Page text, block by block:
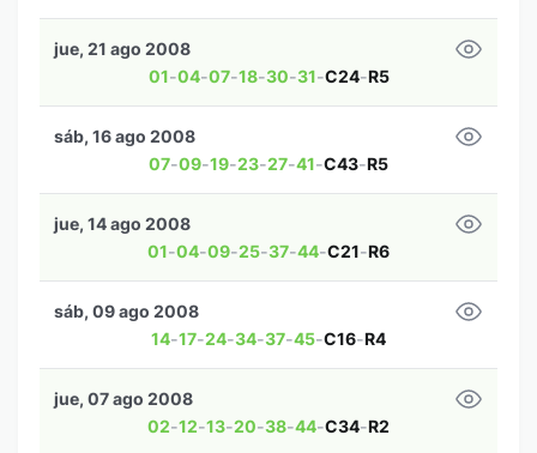
01-04-07-18-30-31-C24-R5
jue, 21 ago 2008
07-09-19-23-27-41-C43-R5
sáb, 16 ago 2008
01-04-09-25-37-44-C21-R6
jue, 14 ago 2008
14-17-24-34-37-45-C16-R4
sáb, 09 ago 2008
02-12-13-20-38-44-C34-R2
jue, 07 ago 2008